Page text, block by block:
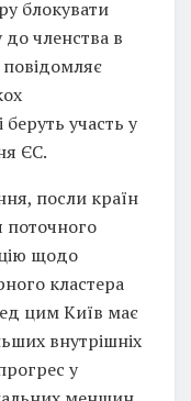
блокувати
членства в
участь у
ЄС.
посли країн
поточного
щодо
кластера
цим Київ має
внутрішніх
у